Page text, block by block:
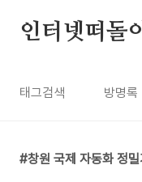
인터넷떠돌
태그검색 방명록
창원 국제 자동화 정